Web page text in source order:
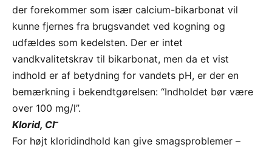
der forekommer som især calcium-bikarbonat vil
kunne fjernes fra brugsvandet ved kogning og
udfældes som kedelsten. Der er intet
vandkvalitetskrav til bikarbonat, men da et vist
indhold er af betydning for vandets pH, er der en
bemærkning i bekendtgørelsen: “Indholdet bør være
over 100 mg/l”.
Klorid, Cl–
For højt kloridindhold kan give smagsproblemer –